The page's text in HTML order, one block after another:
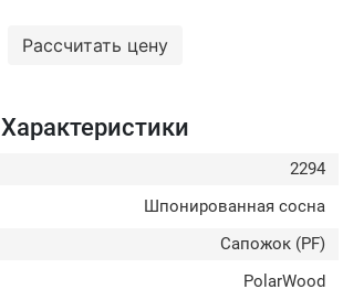
Рассчитать цену
Характеристики
2294
Шпонированная сосна
Сапожок (PF)
PolarWood